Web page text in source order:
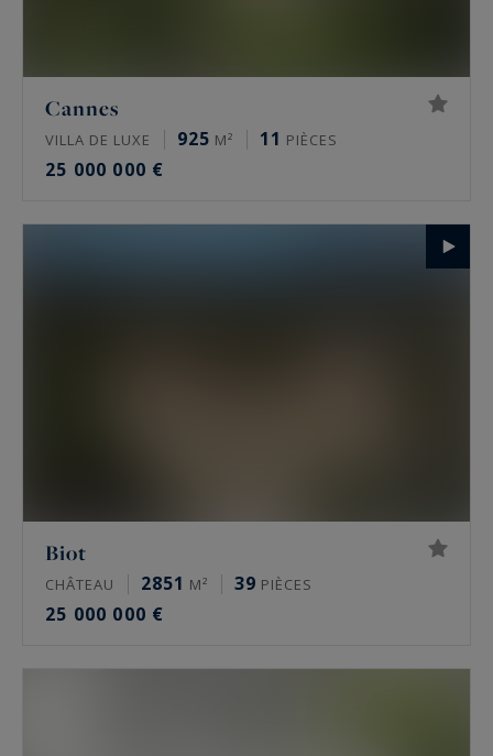
Cannes
VILLA DE LUXE 925 M² 11 PIÈCES
25 000 000 €
Biot
CHÂTEAU 2851 M² 39 PIÈCES
25 000 000 €